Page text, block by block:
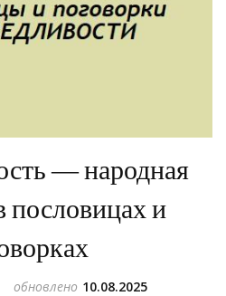
— народная
и
обновлено 10.08.2025